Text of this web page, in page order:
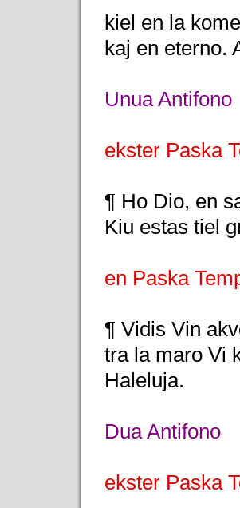
kiel en la
kaj en eterno.
Unua Antifono
ekster Paska
¶ Ho Dio, en
Kiu estas tiel
en Paska
¶ Vidis Vin
tra la maro Vi
Haleluja.
Dua Antifono
ekster Paska